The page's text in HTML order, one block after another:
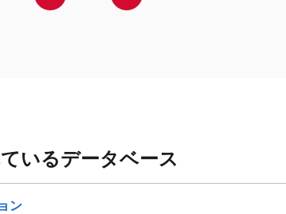
いるデータベース
ン